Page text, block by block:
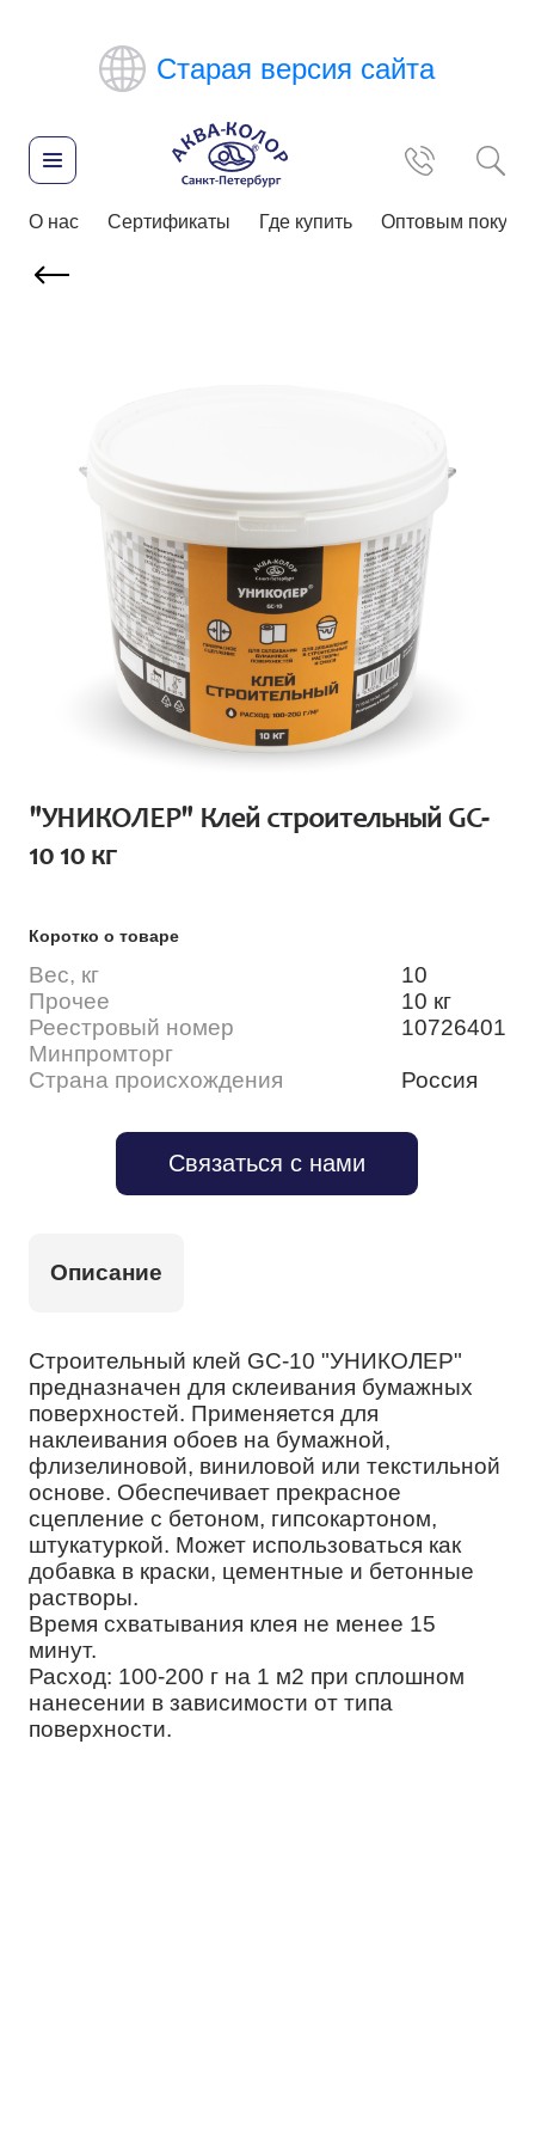
Старая версия сайта
О нас Сертификаты Где купить Оптовым
"УНИКОЛЕР" Клей строительный GC-
10 10 кг
Коротко о товаре
Вес, кг
10
Прочее
10 кг
Реестровый номер
Минпромторг
10726401
Страна происхождения Россия
Связаться с нами
Описание
Строительный клей GC-10 "УНИКОЛЕР"
предназначен для склеивания бумажных
поверхностей. Применяется для
наклеивания обоев на бумажной,
флизелиновой, виниловой или текстильной
основе. Обеспечивает прекрасное
сцепление с бетоном, гипсокартоном,
штукатуркой. Может использоваться как
добавка в краски, цементные и бетонные
растворы.
Время схватывания клея не менее 15
минут.
Расход: 100-200 г на 1 м2 при сплошном
нанесении в зависимости от типа
поверхности.